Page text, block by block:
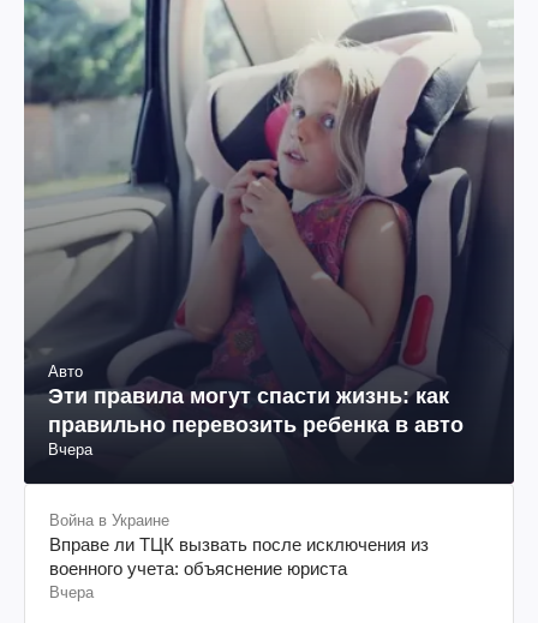
Авто
Эти правила могут спасти жизнь: как
правильно перевозить ребенка в авто
Вчера
Война в Украине
Вправе ли ТЦК вызвать после исключения из
военного учета: объяснение юриста
Вчера